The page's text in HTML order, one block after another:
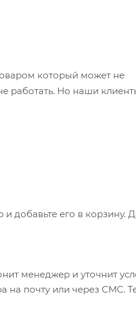
не
добавьте его в корзину.
менеджер и уточнит
на почту или через СМС.